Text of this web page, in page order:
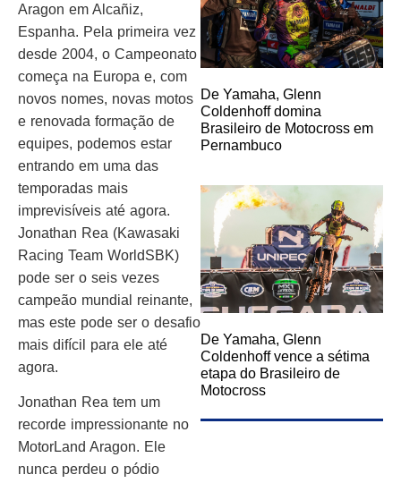
Aragon em Alcañiz,
Espanha. Pela primeira vez
desde 2004, o Campeonato
começa na Europa e, com
novos nomes, novas motos
e renovada formação de
equipes, podemos estar
entrando em uma das
temporadas mais
imprevisíveis até agora.
Jonathan Rea (Kawasaki
Racing Team WorldSBK)
pode ser o seis vezes
campeão mundial reinante,
mas este pode ser o desafio
mais difícil para ele até
agora.
Jonathan Rea tem um
recorde impressionante no
MotorLand Aragon. Ele
nunca perdeu o pódio
De Yamaha, Glenn
Coldenhoff domina
Brasileiro de Motocross em
Pernambuco
De Yamaha, Glenn
Coldenhoff vence a sétima
etapa do Brasileiro de
Motocross